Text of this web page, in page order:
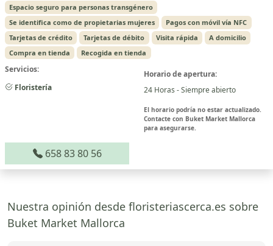
Espacio seguro para personas transgénero
Se identifica como de propietarias mujeres
Pagos con móvil vía NFC
Tarjetas de crédito
Tarjetas de débito Visita rápida
A domicilio
Compra en tienda
Recogida en tienda
Servicios:
Floristería
Horario de apertura:
24 Horas - Siempre abierto
El horario podría no estar actualizado.
Contacte con Buket Market Mallorca
para asegurarse.
658 83 80 56
Nuestra opinión desde floristeriascerca.es sobre
Buket Market Mallorca